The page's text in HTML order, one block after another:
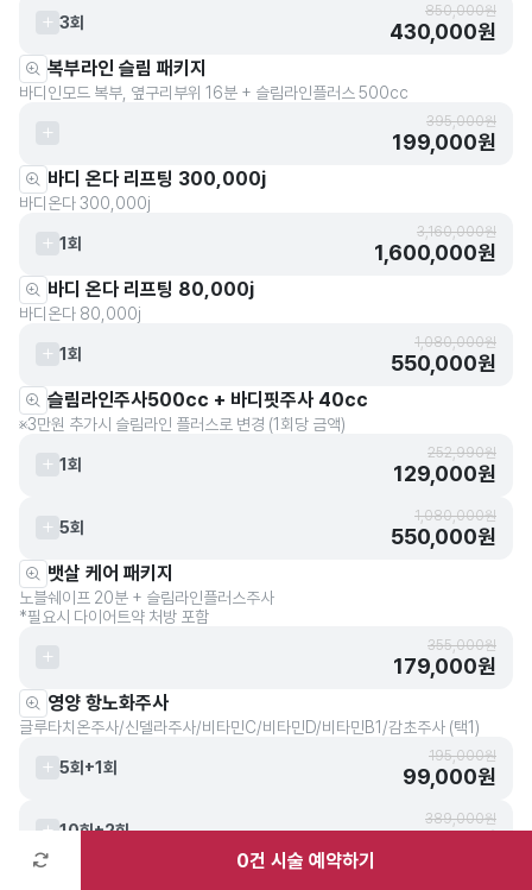
3회
850,000원
430,000원
복부라인 슬림 패키지
바디인모드 복부, 옆구리부위 16분 + 슬림라인플러스 500cc
395,000원
199,000원
바디 온다 리프팅 300,000j
바디온다 300,000j
1회
3,160,000원
1,600,000원
바디 온다 리프팅 80,000j
바디온다 80,000j
1회
1,080,000원
550,000원
슬림라인주사500cc + 바디핏주사 40cc
※3만원 추가시 슬림라인 플러스로 변경 (1회당 금액)
1회
252,990원
129,000원
5회
1,080,000원
550,000원
뱃살 케어 패키지
노블쉐이프 20분 + 슬림라인플러스주사
*필요시 다이어트약 처방 포함
355,000원
179,000원
영양 항노화주사
글루타치온주사/신델라주사/비타민C/비타민D/비타민B1/감초주사 (택1)
5회+1회
195,000원
99,000원
10회+2회
389,000원
197,000원
항노화 주사 비타밸런스 항노화 칵테일
0건 시술 예약하기